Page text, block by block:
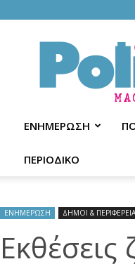
ΕΝΗΜΕΡΩΣΗ
ΠΕΡΙΟΔΙΚΟ
ΕΝΗΜΕΡΩΣΗ ΔΗΜΟΙ & ΠΕΡΙΦΕΡΕΙΑ